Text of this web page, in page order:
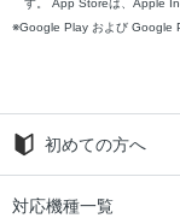
す。 App Storeは、Apple
Google Play および Google
初めての方へ
対応機種一覧